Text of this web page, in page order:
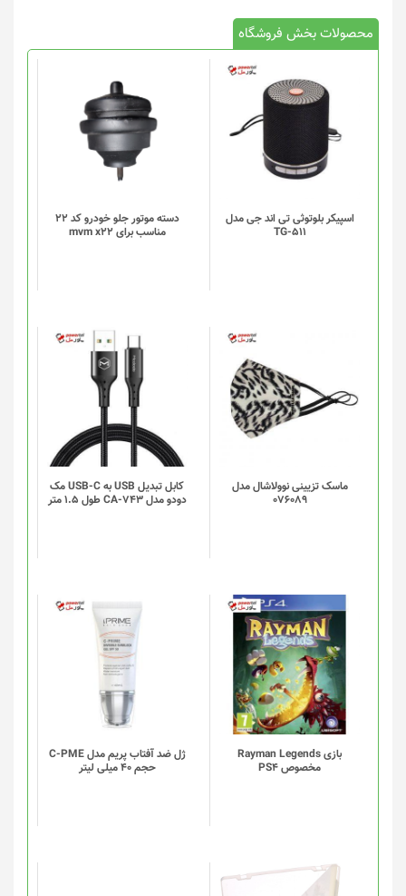
محصولات بخش فروشگاه
اسپیکر بلوتوثی تی اند جی مدل
TG-511
دسته موتور جلو خودرو کد 22
مناسب برای mvm x22
ماسک تزیینی نوولاشال مدل
076089
کابل تبدیل USB به USB-C مک
دودو مدل CA-743 طول 1.5 متر
بازی Rayman Legends
مخصوص PS4
ژل ضد آفتاب پریم مدل C-PME
حجم 40 میلی لیتر